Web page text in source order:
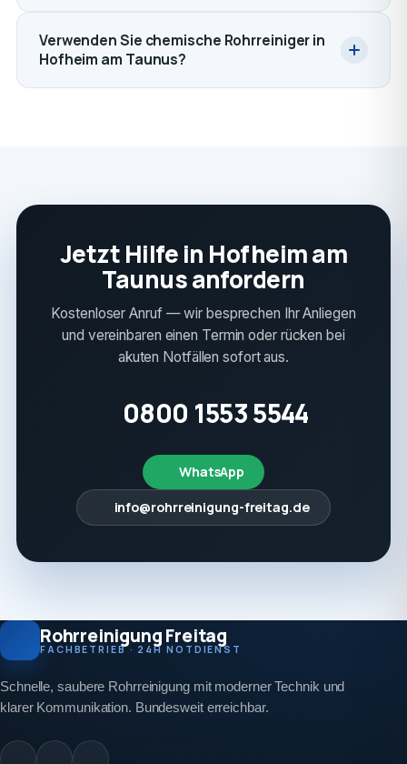
Verwenden Sie chemische Rohrreiniger in
Hofheim am Taunus?
Jetzt Hilfe in Hofheim am
Taunus anfordern
Kostenloser Anruf — wir besprechen Ihr Anliegen
und vereinbaren einen Termin oder rücken bei
akuten Notfällen sofort aus.
0800 1553 5544
WhatsApp
info@rohrreinigung-freitag.de
Rohrreinigung Freitag
FACHBETRIEB · 24H NOTDIENST
Schnelle, saubere Rohrreinigung mit moderner Technik und
klarer Kommunikation. Bundesweit erreichbar.